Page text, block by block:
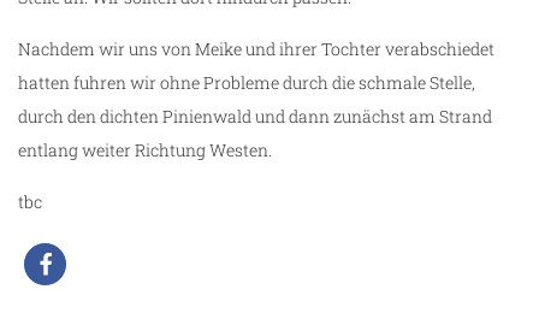
Nachdem wir uns von Meike und ihrer Tochter verabschiedet
hatten fuhren wir ohne Probleme durch die schmale Stelle,
durch den dichten Pinienwald und dann zunächst am Strand
entlang weiter Richtung Westen.
tbc